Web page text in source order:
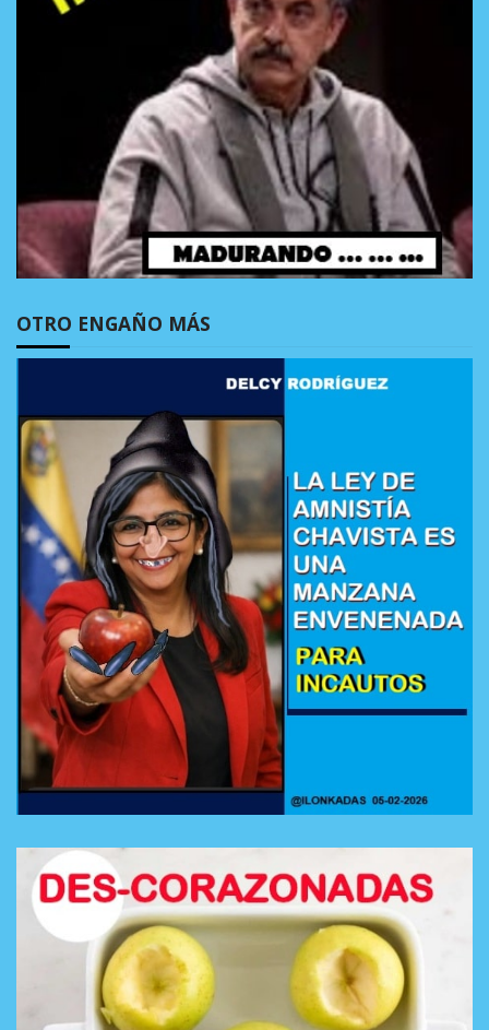
OTRO ENGAÑO MÁS